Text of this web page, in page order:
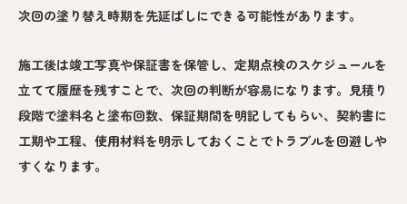
次回の塗り替え時期を先延ばしにできる可能性があります。
施工後は竣工写真や保証書を保管し、定期点検のスケジュールを
立てて履歴を残すことで、次回の判断が容易になります。見積り
段階で塗料名と塗布回数、保証期間を明記してもらい、契約書に
工期や工程、使用材料を明示しておくことでトラブルを回避しや
すくなります。